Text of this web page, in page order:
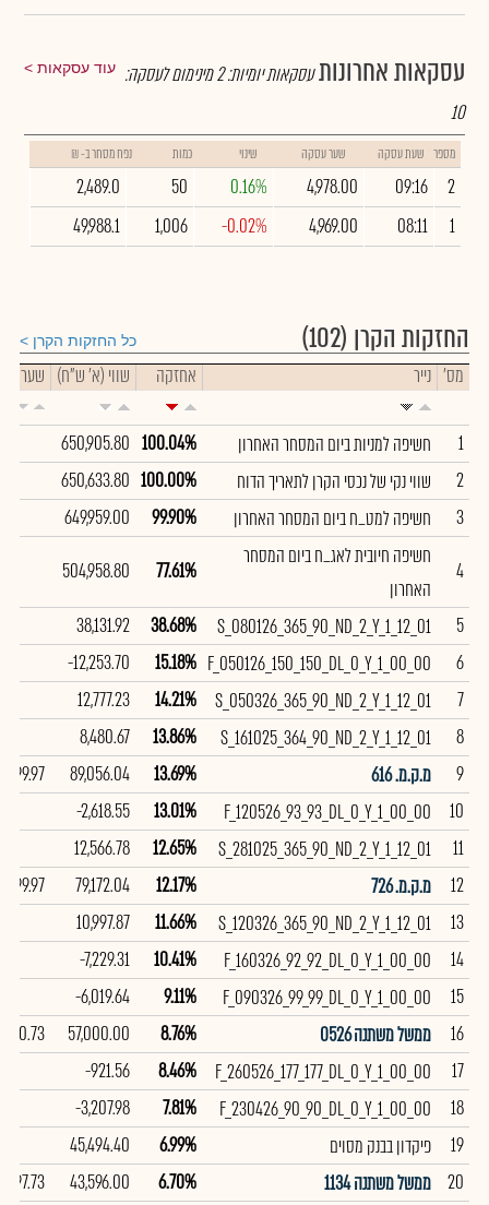
עסקאות אחרונות עוד עסקאות עסקאות יומיות:2מינימום לעסקה:
10
מספר שעת עסקה שער עסקה שינוי כמות נפח מסחר ב- ₪
2
09:16
4,978.00
0.16%
50
2,489.0
1
08:11
4,969.00
-0.02%
1,006
49,988.1
החזקות הקרן (102) כל החזקות הקרן
מס' נייר אחזקה שווי (א' ש"ח) שער
1 חשיפה למניות ביום המסחר האחרון 100.04%
650,905.80
2
שווי נקי של נכסי הקרן לתאריך הדוח 100.00%
650,633.80
3
חשיפה למט_ח ביום המסחר האחרון 99.90%
649,959.00
4
חשיפה חיובית לאג_ח ביום המסחר
האחרון
77.61%
504,958.80
5
S_080126_365_90_ND_2_Y_1_12_01
38.68%
38,131.92
6
F_050126_150_150_DL_0_Y_1_00_00
15.18%
-12,253.70
7
S_050326_365_90_ND_2_Y_1_12_01
14.21%
12,777.23
8
S_161025_364_90_ND_2_Y_1_12_01
13.86%
8,480.67
9
מ.ק.מ. 616 13.69%
89,056.04
99.97
10
F_120526_93_93_DL_0_Y_1_00_00
13.01%
-2,618.55
11
S_281025_365_90_ND_2_Y_1_12_01
12.65%
12,566.78
12
מ.ק.מ. 726 12.17%
79,172.04
99.97
13
S_120326_365_90_ND_2_Y_1_12_01
11.66%
10,997.87
14
F_160326_92_92_DL_0_Y_1_00_00
10.41%
-7,229.31
15
F_090326_99_99_DL_0_Y_1_00_00
9.11%
-6,019.64
16
ממשל משתנה 0526 8.76%
57,000.00
100.73
17
F_260526_177_177_DL_0_Y_1_00_00
8.46%
-921.56
18
F_230426_90_90_DL_0_Y_1_00_00
7.81%
-3,207.98
19
פיקדון בבנק מסוים 6.99%
45,494.40
20
ממשל משתנה 1134 6.70%
43,596.00
97.73